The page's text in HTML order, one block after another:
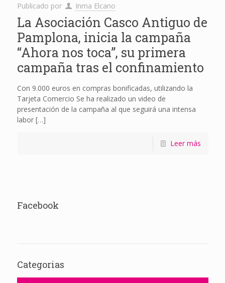
Publicado por Inma Elcano
La Asociación Casco Antiguo de
Pamplona, inicia la campaña
“Ahora nos toca”, su primera
campaña tras el confinamiento
Con 9.000 euros en compras bonificadas, utilizando la
Tarjeta Comercio Se ha realizado un video de
presentación de la campaña al que seguirá una intensa
labor[…]
Leer más
Facebook
Categorias